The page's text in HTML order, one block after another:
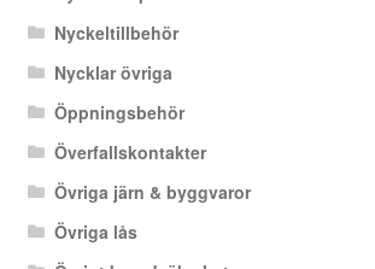
Nyckeltillbehör
Nycklar övriga
Öppningsbehör
Överfallskontakter
Övriga järn & byggvaror
Övriga lås